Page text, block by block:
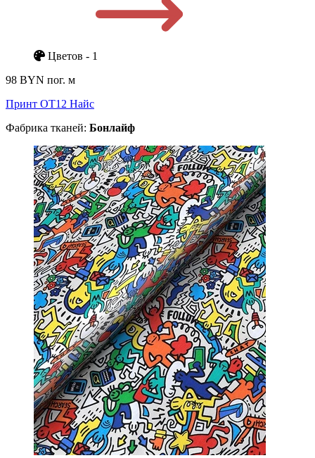
Цветов - 1
98 BYN пог. м
Принт ОТ12 Найс
Фабрика тканей: Бонлайф